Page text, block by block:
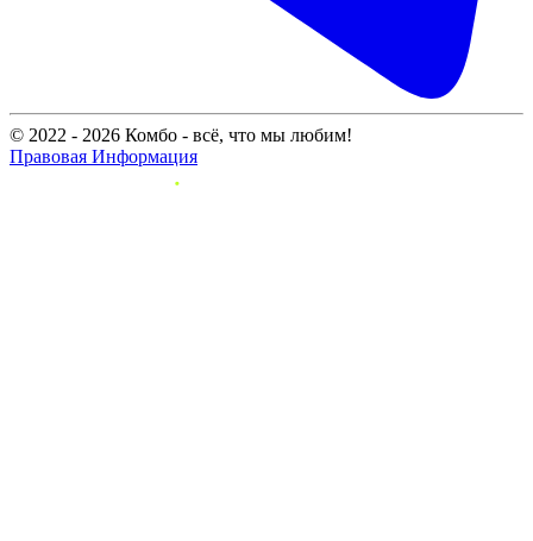
© 2022 - 2026 Комбо - всё, что мы любим!
Правовая Информация